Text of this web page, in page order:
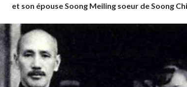
et son épouse Soong Meiling soeur de Soong